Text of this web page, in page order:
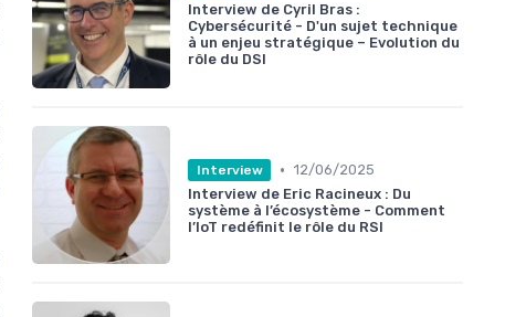
Interview de Cyril Bras :
Cybersécurité - D'un sujet technique
à un enjeu stratégique – Evolution du
rôle du DSI
Interview • 12/06/2025
Interview de Eric Racineux : Du
système à l’écosystème - Comment
l’IoT redéfinit le rôle du RSI